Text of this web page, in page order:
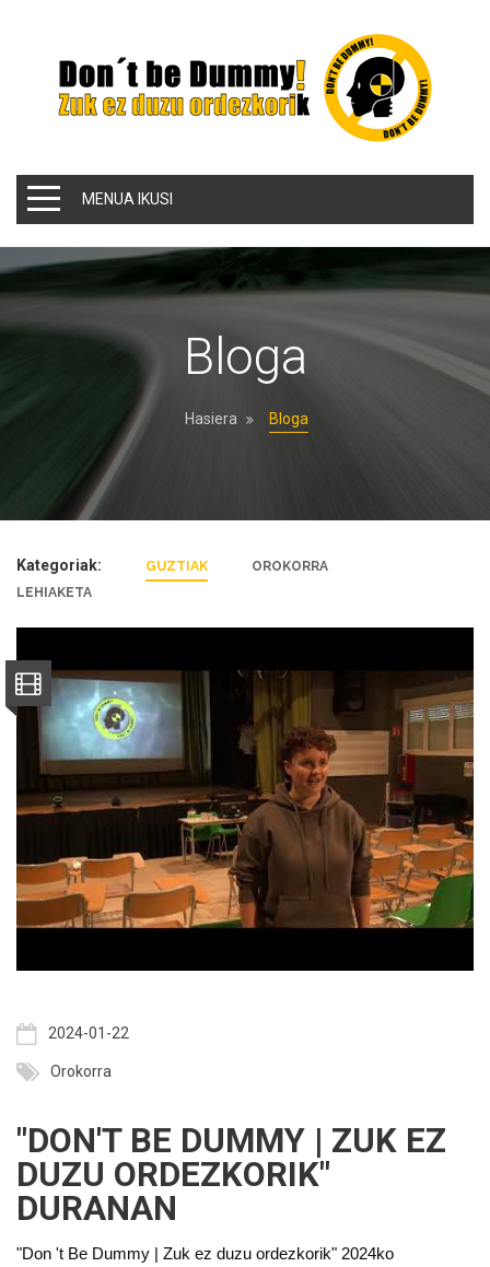
MENUA IKUSI
Bloga
Hasiera Bloga
Kategoriak: GUZTIAK
OROKORRA
LEHIAKETA
2024-01-22
Orokorra
"DON'T BE DUMMY | ZUK EZ
DUZU ORDEZKORIK"
DURANAN
"Don 't Be Dummy | Zuk ez duzu ordezkorik" 2024ko